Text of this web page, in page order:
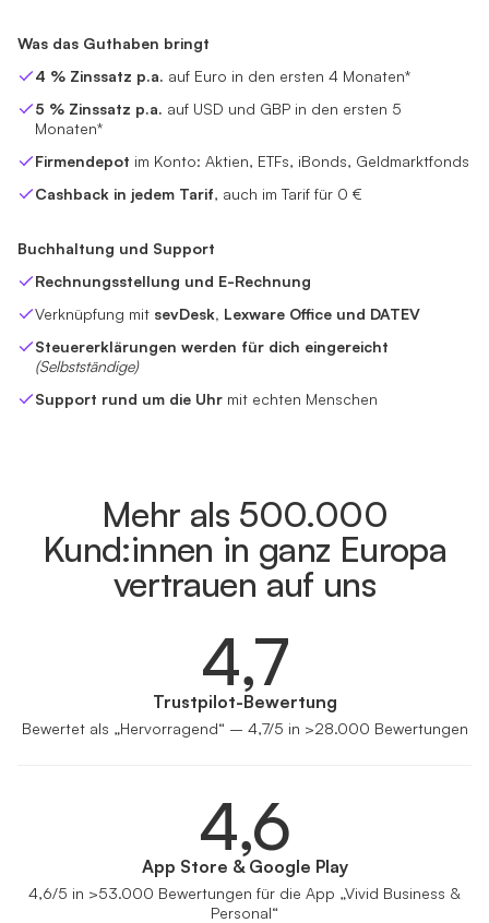
Was das Guthaben bringt
4 % Zinssatz p.a. auf Euro in den ersten 4 Monaten*
5 % Zinssatz p.a. auf USD und GBP in den ersten 5
Monaten*
Firmendepot im Konto: Aktien, ETFs, iBonds, Geldmarktfonds
Cashback in jedem Tarif, auch im Tarif für 0 €
Buchhaltung und Support
Rechnungsstellung und E-Rechnung
Verknüpfung mit sevDesk, Lexware Office und DATEV
Steuererklärungen werden für dich eingereicht
(Selbstständige)
Support rund um die Uhr mit echten Menschen
Mehr als 500.000
Kund:innen in ganz Europa
vertrauen auf uns
4,7
Trustpilot-Bewertung
Bewertet als „Hervorragend“ – 4,7/5 in >28.000 Bewertungen
4,6
App Store & Google Play
4,6/5 in >53.000 Bewertungen für die App „Vivid Business &
Personal“